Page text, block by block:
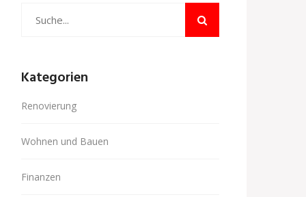
Kategorien
Renovierung
Wohnen und Bauen
Finanzen